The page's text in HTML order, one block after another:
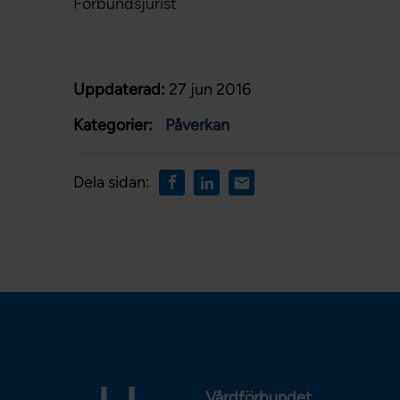
Uppdaterad: 27 jun 2016
Kategorier:
Påverkan
Dela sidan: